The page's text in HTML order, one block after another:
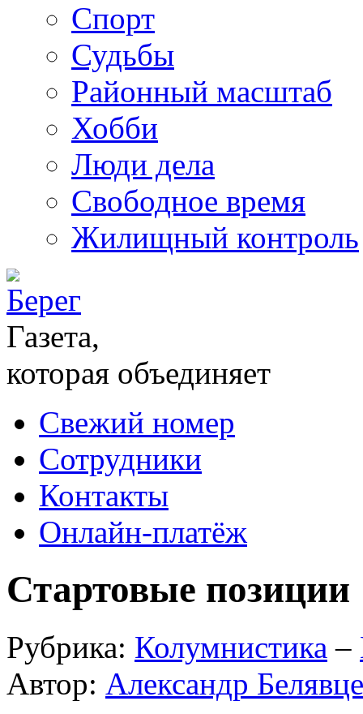
Спорт
Судьбы
Районный масштаб
Хобби
Люди дела
Свободное время
Жилищный контроль
Газета,
которая объединяет
Свежий номер
Сотрудники
Контакты
Онлайн-платёж
Стартовые позиции
Рубрика: Колумнистика –
Автор: Александр